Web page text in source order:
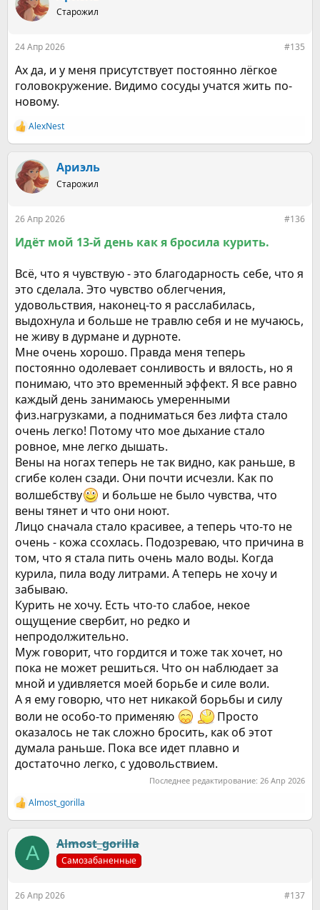
ц
и
Старожил
24 Апр 2026 #135
Ах да, и у меня присутствует постоянно лёгкое
головокружение. Видимо сосуды учатся жить по-
новому.
Р
е
к
ц
и
AlexNest
Ариэль
Старожил
26 Апр 2026 #136
Идёт мой 13-й день как я бросила курить.
Всё, что я чувствую - это благодарность себе, что я
это сделала. Это чувство облегчения,
удовольствия, наконец-то я расслабилась,
выдохнула и больше не травлю себя и не мучаюсь,
не живу в дурмане и дурноте.
Мне очень хорошо. Правда меня теперь
постоянно одолевает сонливость и вялость, но я
понимаю, что это временный эффект. Я все равно
каждый день занимаюсь умеренными
физ.нагрузками, а подниматься без лифта стало
очень легко! Потому что мое дыхание стало
ровное, мне легко дышать.
Вены на ногах теперь не так видно, как раньше, в
сгибе колен сзади. Они почти исчезли. Как по
волшебству
и больше не было чувства, что
вены тянет и что они ноют.
Лицо сначала стало красивее, а теперь что-то не
очень - кожа ссохлась. Подозреваю, что причина в
том, что я стала пить очень мало воды. Когда
курила, пила воду литрами. А теперь не хочу и
забываю.
Курить не хочу. Есть что-то слабое, некое
ощущение свербит, но редко и
непродолжительно.
Муж говорит, что гордится и тоже так хочет, но
пока не может решиться. Что он наблюдает за
мной и удивляется моей борьбе и силе воли.
А я ему говорю, что нет никакой борьбы и силу
воли не особо-то применяю
Просто
оказалось не так сложно бросить, как об этот
думала раньше. Пока все идет плавно и
достаточно легко, с удовольствием.
Последнее редактирование: 26 Апр 2026
Р
е
к
ц
и
Almost_gorilla
A Almost_gorilla
Самозабаненные
26 Апр 2026 #137